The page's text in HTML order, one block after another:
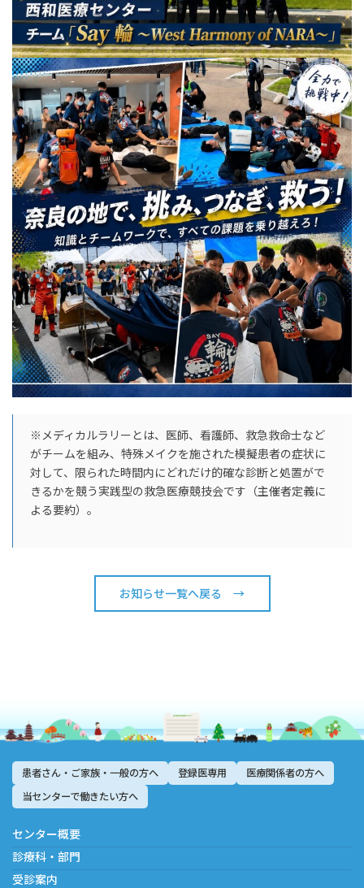
※メディカルラリーとは、医師、看護師、救急救命士など
がチームを組み、特殊メイクを施された模擬患者の症状に
対して、限られた時間内にどれだけ的確な診断と処置がで
きるかを競う実践型の救急医療競技会です（主催者定義に
よる要約）。
お知らせ一覧へ戻る →
患者さん・ご家族・一般の方へ 登録医専用
医療関係者の方へ
当センターで働きたい方へ
センター概要
診療科・部門
受診案内